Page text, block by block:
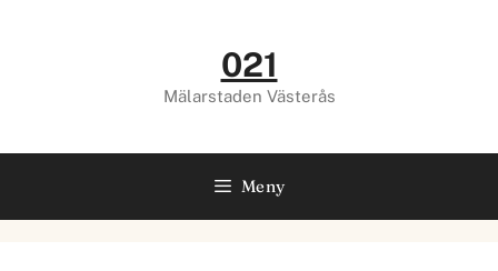
021
Mälarstaden Västerås
Meny